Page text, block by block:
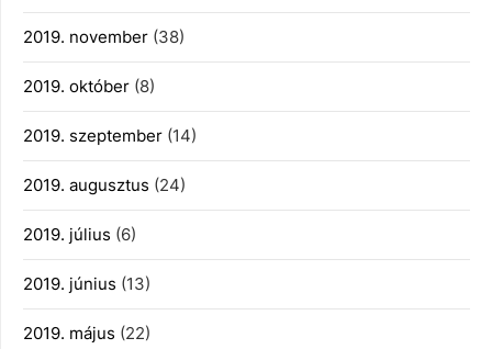
2019. november (38)
2019. október (8)
2019. szeptember (14)
2019. augusztus (24)
2019. július (6)
2019. június (13)
2019. május (22)